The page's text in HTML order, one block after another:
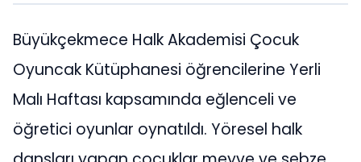
Büyükçekmece Halk Akademisi Çocuk
Oyuncak Kütüphanesi öğrencilerine Yerli
Malı Haftası kapsamında eğlenceli ve
öğretici oyunlar oynatıldı. Yöresel halk